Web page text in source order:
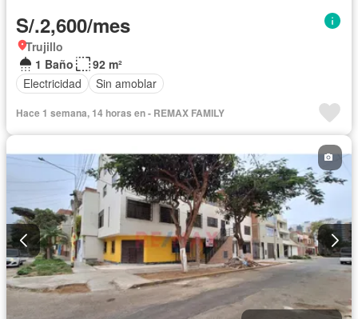
S/.2,600/mes
Trujillo
1 Baño
92 m²
Electricidad
Sin amoblar
Hace 1 semana, 14 horas en - REMAX FAMILY